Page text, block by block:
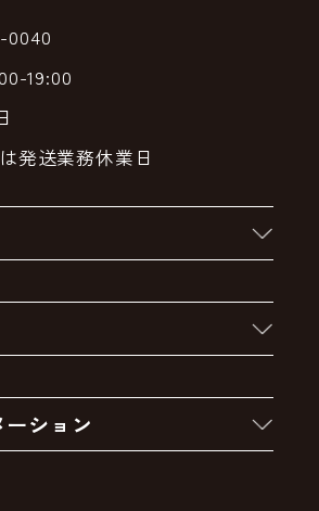
0040
19:00
発送業務休業日
ル
ション